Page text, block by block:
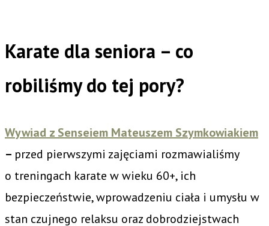
Karate dla seniora – co
robiliśmy do tej pory?
Wywiad z Senseiem Mateuszem Szymkowiakiem
– przed pierwszymi zajęciami rozmawialiśmy
o treningach karate w wieku 60+, ich
bezpieczeństwie, wprowadzeniu ciała i umysłu w
stan czujnego relaksu oraz dobrodziejstwach